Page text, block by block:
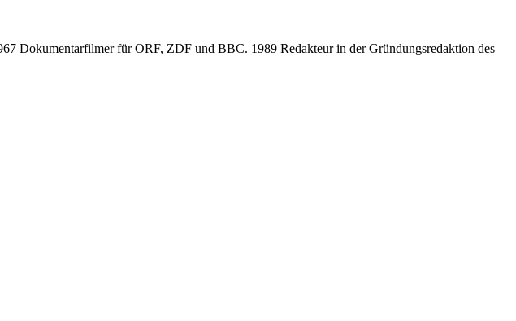
Dokumentarfilmer für ORF, ZDF und BBC. 1989 Redakteur in der Gründungsredaktion des